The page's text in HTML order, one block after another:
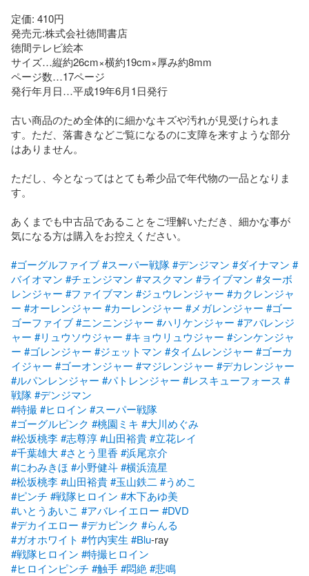
定価: 410円
発売元:株式会社徳間書店
徳間テレビ絵本
サイズ…縦約26cm×横約19cm×厚み約8mm
ページ数…17ページ
発行年月日…平成19年6月1日発行
古い商品のため全体的に細かなキズや汚れが見受けられま
す。ただ、落書きなどご覧になるのに支障を来すような部分
はありません。
ただし、今となってはとても希少品で年代物の一品となりま
す。
あくまでも中古品であることをご理解いただき、細かな事が
気になる方は購入をお控えください。
#ゴーグルファイブ#スーパー戦隊#デンジマン #ダイナマン #
バイオマン #チェンジマン #マスクマン #ライブマン #ターボ
レンジャー #ファイブマン #ジュウレンジャー #カクレンジャ
ー #オーレンジャー #カーレンジャー #メガレンジャー #ゴー
ゴーファイブ#ニンニンジャー #ハリケンジャー #アバレンジ
ャー #リュウソウジャー #キョウリュウジャー #シンケンジャ
ー #ゴレンジャー #ジェットマン #タイムレンジャー #ゴーカ
イジャー #ゴーオンジャー #マジレンジャー #デカレンジャー
#ルパンレンジャー #パトレンジャー #レスキューフォース #
戦隊#デンジマン
#特撮#ヒロイン #スーパー戦隊
#ゴーグルピンク #桃園ミキ #大川めぐみ
#松坂桃李#志尊淳#山田裕貴#立花レイ
#千葉雄大#さとう里香 #浜尾京介
#にわみきほ #小野健斗#横浜流星
#松坂桃李#山田裕貴#玉山鉄二 #うめこ
#ピンチ #戦隊ヒロイン #木下あゆ美
#いとうあいこ #アバレイエロー #DVD
#デカイエロー #デカピンク #らんる
#ガオホワイト #竹内実生 #Blu
#戦隊ヒロイン #特撮ヒロイン
#ヒロインピンチ #触手#悶絶 #悲鳴